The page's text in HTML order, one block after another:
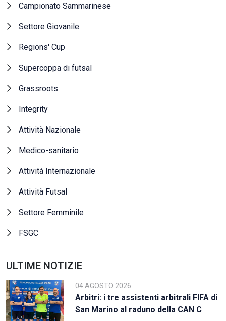
Campionato Sammarinese
Settore Giovanile
Regions' Cup
Supercoppa di futsal
Grassroots
Integrity
Attività Nazionale
Medico-sanitario
Attività Internazionale
Attività Futsal
Settore Femminile
FSGC
ULTIME NOTIZIE
04 AGOSTO 2026
Arbitri: i tre assistenti arbitrali FIFA di
San Marino al raduno della CAN C